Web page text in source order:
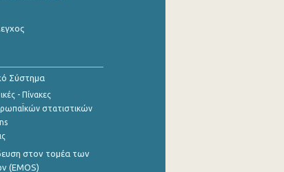
Σύστημα
- Πίνακες
στατιστικών
στον τομέα των
(EMOS)